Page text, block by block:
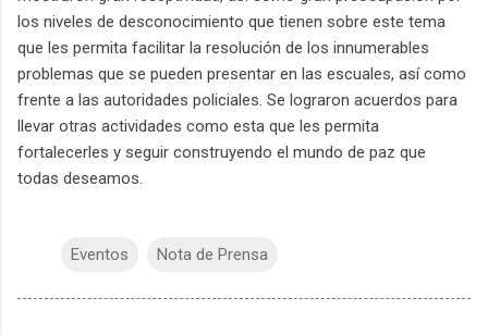
los niveles de desconocimiento que tienen sobre este tema
que les permita facilitar la resolución de los innumerables
problemas que se pueden presentar en las escuales, así como
frente a las autoridades policiales. Se lograron acuerdos para
llevar otras actividades como esta que les permita
fortalecerles y seguir construyendo el mundo de paz que
todas deseamos.
Eventos Nota de Prensa